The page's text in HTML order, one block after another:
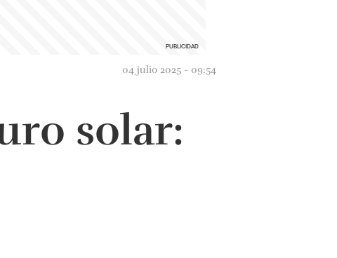
04 julio 2025 - 09:54
solar: